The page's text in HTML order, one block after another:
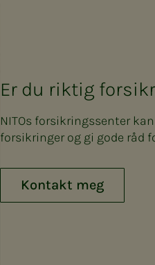
Er du riktig
NITOs forsikringssenter
forsikringer og gi gode råd
Kontakt meg